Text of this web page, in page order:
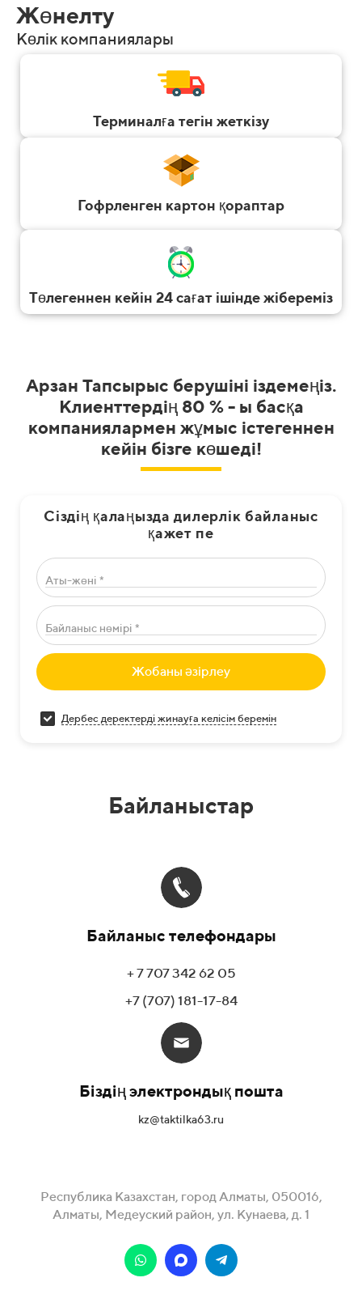
Жөнелту
Көлік компаниялары
Терминалға тегін жеткізу
Гофрленген картон қораптар
Төлегеннен кейін 24 сағат ішінде жібереміз
Арзан Тапсырыс берушіні іздемеңіз.
Клиенттердің 80 % - ы басқа
компаниялармен жұмыс істегеннен
кейін бізге көшеді!
Сіздің қалаңызда дилерлік байланыс
қажет пе
Аты-жөні *
Байланыс нөмірі *
Жобаны әзірлеу
Дербес деректерді жинауға келісім беремін
Байланыстар
Байланыс телефондары
+ 7 707 342 62 05
+7 (707) 181-17-84
Біздің электрондық пошта
kz@taktilka63.ru
Республика Казахстан, город Алматы, 050016,
Алматы, Медеуский район, ул. Кунаева, д. 1